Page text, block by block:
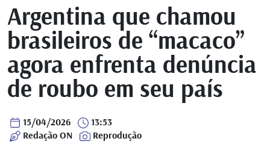
Argentina que chamou
brasileiros de “macaco”
agora enfrenta denúncia
de roubo em seu país
15/04/2026
13:53
Redação ON
Reprodução